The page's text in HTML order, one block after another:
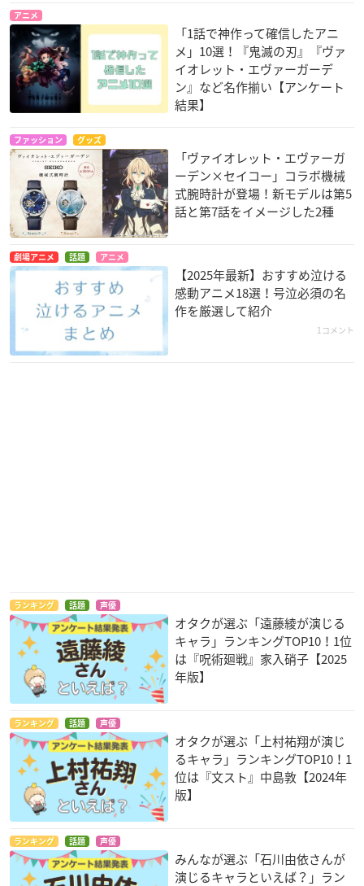
アニメ
「1話で神作って確信したアニ
メ」10選！『鬼滅の刃』『ヴァ
イオレット・エヴァーガーデ
ン』など名作揃い【アンケート
結果】
ファッション グッズ
「ヴァイオレット・エヴァーガ
ーデン×セイコー」コラボ機械
式腕時計が登場！新モデルは第5
話と第7話をイメージした2種
劇場アニメ 話題 アニメ
【2025年最新】おすすめ泣ける
感動アニメ18選！号泣必須の名
作を厳選して紹介
1コメント
ランキング 話題 声優
オタクが選ぶ「遠藤綾が演じる
キャラ」ランキングTOP10！1位
は『呪術廻戦』家入硝子【2025
年版】
ランキング 話題 声優
オタクが選ぶ「上村祐翔が演じ
るキャラ」ランキングTOP10！1
位は『文スト』中島敦【2024年
版】
ランキング 話題 声優
みんなが選ぶ「石川由依さんが
演じるキャラといえば？」ラン